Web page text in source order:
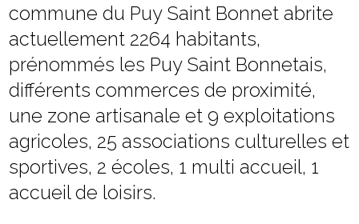
commune du Puy Saint Bonnet abrite
actuellement 2264 habitants,
prénommés les Puy Saint Bonnetais,
différents commerces de proximité,
une zone artisanale et 9 exploitations
agricoles, 25 associations culturelles et
sportives, 2 écoles, 1 multi accueil, 1
accueil de loisirs.